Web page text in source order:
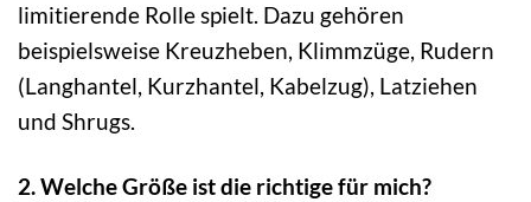
limitierende Rolle spielt. Dazu gehören
beispielsweise Kreuzheben, Klimmzüge, Rudern
(Langhantel, Kurzhantel, Kabelzug), Latziehen
und Shrugs.
2. Welche Größe ist die richtige für mich?